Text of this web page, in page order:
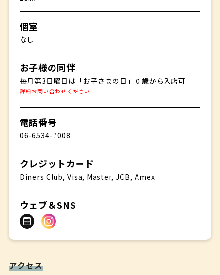
個室
なし
お子様の同伴
毎月第3日曜日は「お子さまの日」０歳から入店可
詳細お問い合わせください
電話番号
06-6534-7008
クレジットカード
Diners Club, Visa, Master, JCB, Amex
ウェブ＆SNS
アクセス